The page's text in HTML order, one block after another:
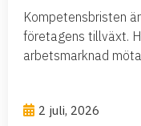
Kompetensbristen
företagens tillväxt.
arbetsmarknad
2 juli, 2026